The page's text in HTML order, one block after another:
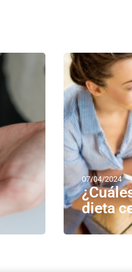
07/04/2024
dieta